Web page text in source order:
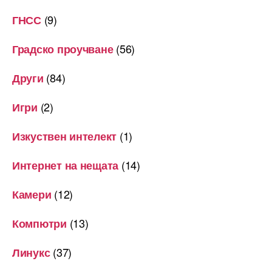
ГНСС(9)
Градско проучване(56)
Други (84)
Игри (2)
Изкуствен интелект (1)
Интернет на нещата (14)
Камери (12)
Компютри (13)
Линукс(37)